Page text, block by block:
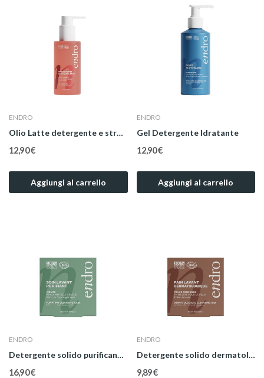
ENDRO
Olio Latte detergente e struccante
12,90 €
Aggiungi al carrello
ENDRO
Gel Detergente Idratante
12,90 €
Aggiungi al carrello
ENDRO
Detergente solido purificante per il viso
16,90 €
ENDRO
Detergente solido dermatologico al profumo di...
9,89 €